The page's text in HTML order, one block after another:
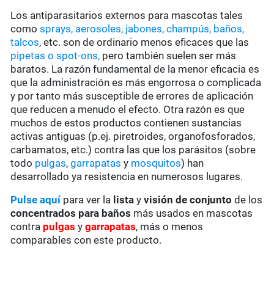
Los antiparasitarios externos para mascotas tales
comosprays, aerosoles, jabones, champús, baños,
talcos, etc. son de ordinario menos eficaces que las
pipetas o spot-ons, pero también suelen ser más
baratos. La razón fundamental de la menor eficacia es
que la administración es más engorrosa o complicada
y por tanto más susceptible de errores de aplicación
que reducen a menudo el efecto. Otra razón es que
muchos de estos productos contienen sustancias
activas antiguas (p.ej. piretroides, organofosforados,
carbamatos, etc.) contra las que los parásitos (sobre
todo pulgas,garrapatas y mosquitos) han
desarrollado ya resistencia en numerosos lugares.
Pulse aquípara ver la lista yvisión de conjunto de los
concentrados para baños más usados en mascotas
contra pulgas ygarrapatas, más o menos
comparables con este producto.